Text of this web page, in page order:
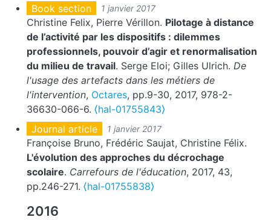
Book section
1 janvier 2017
Christine Felix, Pierre Vérillon. Pilotage à distance
de l’activité par les dispositifs : dilemmes
professionnels, pouvoir d’agir et renormalisation
du milieu de travail. Serge Eloi; Gilles Ulrich. De
l'usage des artefacts dans les métiers de
l'intervention, Octares, pp.9-30, 2017, 978-2-
36630-066-6. ⟨hal-01755843⟩
Journal article
1 janvier 2017
Françoise Bruno, Frédéric Saujat, Christine Félix.
L'évolution des approches du décrochage
scolaire. Carrefours de l'éducation, 2017, 43,
pp.246-271. ⟨hal-01755838⟩
2016